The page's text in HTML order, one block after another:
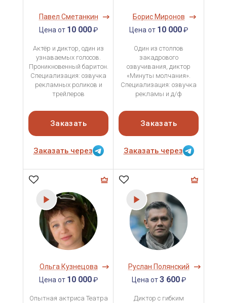
Павел Сметанкин
Цена от 10 000₽
Актёр и диктор, один из
узнаваемых голосов.
Проникновенный баритон.
Специализация: озвучка
рекламных роликов и
трейлеров
Заказать
Заказать через
Борис Миронов
Цена от 10 000₽
Один из столпов
закадрового
озвучивания, диктор
«Минуты молчания».
Специализация: озвучка
рекламы и д/ф
Заказать
Заказать через
Ольга Кузнецова
Цена от 10 000₽
Опытная актриса Театра
Руслан Полянский
Цена от3 600₽
Диктор с гибким